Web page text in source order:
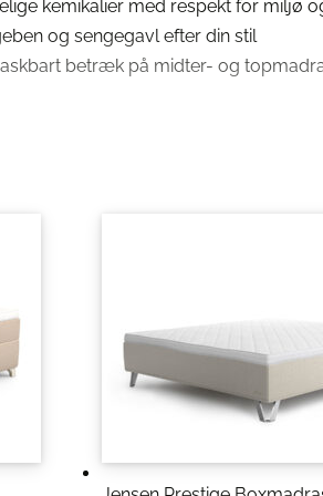
kemikalier med respekt for miljø
og sengegavl efter din stil
betræk på midter- og
med et stort udvalg af farver,